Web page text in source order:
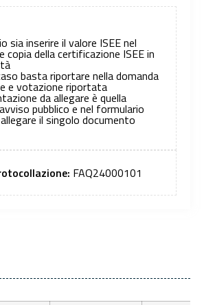
sia inserire il valore ISEE nel
copia della certificazione ISEE in
basta riportare nella domanda
e votazione riportata
da allegare è quella
pubblico e nel formulario
il singolo documento
FAQ24000101